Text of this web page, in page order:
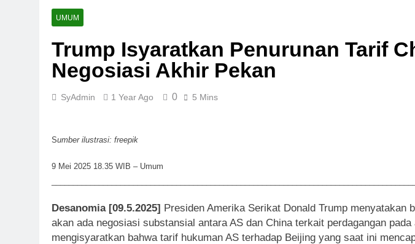
UMUM
Trump Isyaratkan Penurunan Tarif
Negosiasi Akhir Pekan
SyAdmin 1 Year Ago 0 5 Mins
Sumber ilustrasi: freepik
9 Mei 2025 18.35 WIB – Umum
Desanomia [09.5.2025] Presiden Amerika Serikat Donald Trump menyatakan
akan ada negosiasi substansial antara AS dan China terkait perdagangan
mengisyaratkan bahwa tarif hukuman AS terhadap Beijing yang saat ini